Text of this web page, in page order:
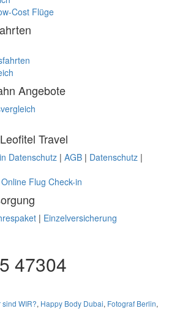
Cost Flüge
Angebote
Travel
Datenschutz | AGB | Datenschutz |
Online Flug Check-in
| Einzelversicherung
47304
sind WIR?, Happy Body Dubai, Fotograf Berlin,